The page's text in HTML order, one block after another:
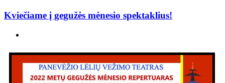
Kviečiame į gegužės mėnesio spektaklius!